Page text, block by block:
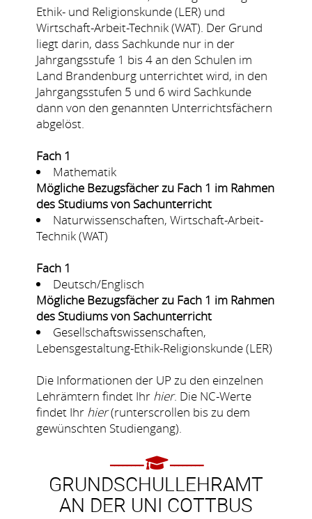
Ethik- und Religionskunde (LER) und
Wirtschaft-Arbeit-Technik (WAT). Der Grund
liegt darin, dass Sachkunde nur in der
Jahrgangsstufe 1 bis 4 an den Schulen im
Land Brandenburg unterrichtet wird, in den
Jahrgangsstufen 5 und 6 wird Sachkunde
dann von den genannten Unterrichtsfächern
abgelöst.
Fach 1
Mathematik
Mögliche Bezugsfächer zu Fach 1 im Rahmen
des Studiums von Sachunterricht
Naturwissenschaften, Wirtschaft-Arbeit-
Technik (WAT)
Fach 1
Deutsch/Englisch
Mögliche Bezugsfächer zu Fach 1 im Rahmen
des Studiums von Sachunterricht
Gesellschaftswissenschaften,
Lebensgestaltung-Ethik-Religionskunde (LER)
Die Informationen der UP zu den einzelnen
Lehrämtern findet Ihr hier. Die NC-Werte
findet Ihr hier(runterscrollen bis zu dem
gewünschten Studiengang).
GRUNDSCHULLEHRAMT
AN DER UNI COTTBUS